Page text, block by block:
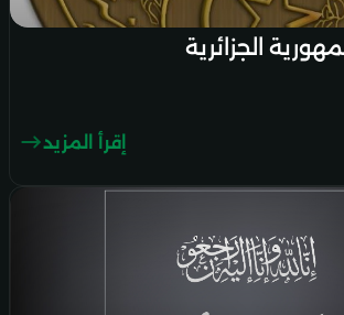
الجزائرية
إقرأ المزيد